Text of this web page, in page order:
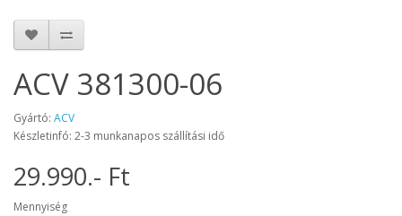
ACV 381300-06
Gyártó: ACV
Készletinfó: 2-3 munkanapos szállítási idő
29.990.- Ft
Mennyiség